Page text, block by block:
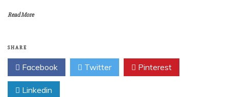
Read More
SHARE
Facebook Twitter Pinterest
Linkedin